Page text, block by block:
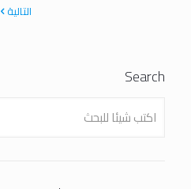
التالية
Search